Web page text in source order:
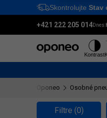
Skontrolujte Stav
+421 222 205 014Dnes:
Kontrast
Oponeo Osobné
Filtre (0)